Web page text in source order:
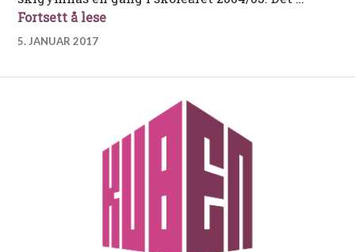
Fortsett å leseLæreren skal være nybarbert og litt
5. JANUAR 2017